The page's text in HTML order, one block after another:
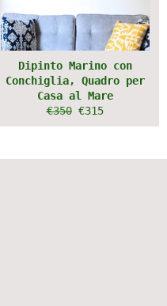
Dipinto Marino con
Conchiglia, Quadro per
Casa al Mare
Prezzo
di
€350 Prezzo
scontato
€315